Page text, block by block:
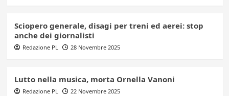
Sciopero generale, disagi per treni ed aerei: stop
anche dei giornalisti
Redazione PL 28 Novembre 2025
Lutto nella musica, morta Ornella Vanoni
Redazione PL 22 Novembre 2025